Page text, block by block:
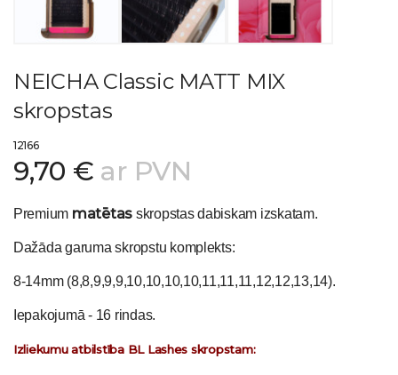
NEICHA Classic MATT MIX
skropstas
12166
9,70 € ar PVN
Premium matētas skropstas dabiskam izskatam.
Dažāda garuma skropstu komplekts:
8-14mm (8,8,9,9,9,10,10,10,10,11,11,11,12,12,13,14).
Iepakojumā - 16 rindas.
Izliekumu atbilstība BL Lashes skropstam: